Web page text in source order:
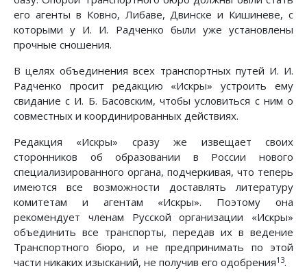
его агенты в Ковно, Либаве, Двинске и Кишиневе, с
которыми у И. И. Радченко были уже установлены
прочные сношения.
В целях объединения всех транспортных путей И. И.
Радченко просит редакцию «Искры» устроить ему
свидание с И. Б. Басовским, чтобы условиться с ним о
совместных и координированных действиях.
Редакция «Искры» сразу же извещает своих
сторонников об образовании в России нового
специализированного органа, подчеркивая, что теперь
имеются все возможности доставлять литературу
комитетам и агентам «Искры». Поэтому она
рекомендует членам Русской организации «Искры»
объединить все транспорты, передав их в ведение
Транспортного бюро, и не предпринимать по этой
части никаких изысканий, не получив его одобрения13.